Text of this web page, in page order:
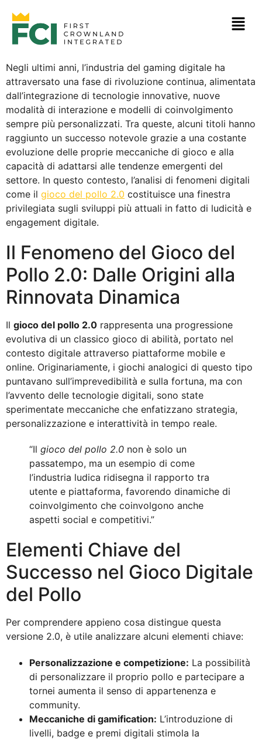
Negli ultimi anni, l’industria del gaming digitale ha
attraversato una fase di rivoluzione continua, alimentata
dall’integrazione di tecnologie innovative, nuove
modalità di interazione e modelli di coinvolgimento
sempre più personalizzati. Tra queste, alcuni titoli hanno
raggiunto un successo notevole grazie a una costante
evoluzione delle proprie meccaniche di gioco e alla
capacità di adattarsi alle tendenze emergenti del
settore. In questo contesto, l’analisi di fenomeni digitali
come il gioco del pollo 2.0 costituisce una finestra
privilegiata sugli sviluppi più attuali in fatto di ludicità e
engagement digitale.
Il Fenomeno del Gioco del
Pollo 2.0: Dalle Origini alla
Rinnovata Dinamica
Il gioco del pollo 2.0 rappresenta una progressione
evolutiva di un classico gioco di abilità, portato nel
contesto digitale attraverso piattaforme mobile e
online. Originariamente, i giochi analogici di questo tipo
puntavano sull’imprevedibilità e sulla fortuna, ma con
l’avvento delle tecnologie digitali, sono state
sperimentate meccaniche che enfatizzano strategia,
personalizzazione e interattività in tempo reale.
“Il gioco del pollo 2.0 non è solo un
passatempo, ma un esempio di come
l’industria ludica ridisegna il rapporto tra
utente e piattaforma, favorendo dinamiche di
coinvolgimento che coinvolgono anche
aspetti social e competitivi.”
Elementi Chiave del
Successo nel Gioco Digitale
del Pollo
Per comprendere appieno cosa distingue questa
versione 2.0, è utile analizzare alcuni elementi chiave:
Personalizzazione e competizione: La possibilità
di personalizzare il proprio pollo e partecipare a
tornei aumenta il senso di appartenenza e
community.
Meccaniche di gamification: L’introduzione di
livelli, badge e premi digitali stimola la